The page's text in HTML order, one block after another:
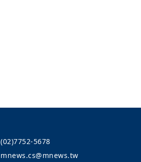
(02)7752-5678
mnews.cs@mnews.tw